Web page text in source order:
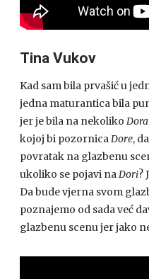
Tina Vukov
Kad sam bila prvašić u
jedna maturantica bila
jer je bila na nekoliko Dora
kojoj bi pozornicaDore,
povratak na glazbenu
ukoliko se pojavi naDori?
Da bude vjerna svom
poznajemo od sada već
glazbenu scenu jer jako